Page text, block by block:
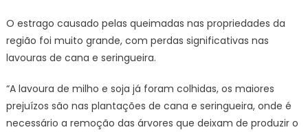
O estrago causado pelas queimadas nas propriedades da
região foi muito grande, com perdas significativas nas
lavouras de cana e seringueira.
“A lavoura de milho e soja já foram colhidas, os maiores
prejuízos são nas plantações de cana e seringueira, onde é
necessário a remoção das árvores que deixam de produzir o